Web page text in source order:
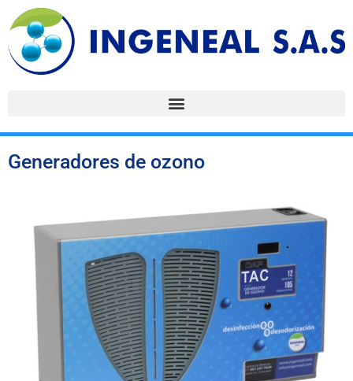
Generadores de ozono